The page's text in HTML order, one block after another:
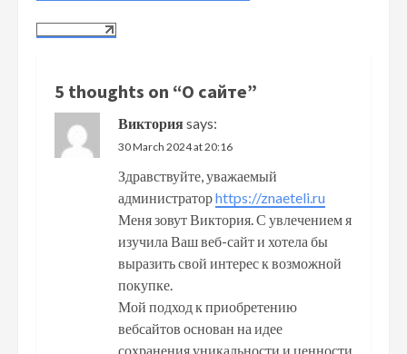
5 thoughts on “О сайте”
Викторияsays:
30 March 2024 at 20:16
Здравствуйте, уважаемый
администраторhttps://znaeteli.ru
Меня зовут Виктория. С увлечением я
изучила Ваш веб-сайт и хотела бы
выразить свой интерес к возможной
покупке.
Мой подход к приобретению
вебсайтов основан на идее
сохранения уникальности и ценности